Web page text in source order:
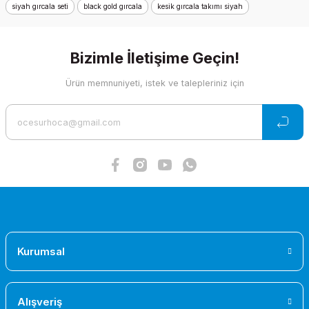
Ürün fiyatı diğer sitelerden daha pahalı.
Optimist Gırcala 1.2mm
483,42 TL
siyah gırcala seti black gold gırcala kesik gırcala takımı siyah
Bizimle İletişime Geçin!
Ürün memnuniyeti, istek ve talepleriniz için
Kurumsal
Alışveriş